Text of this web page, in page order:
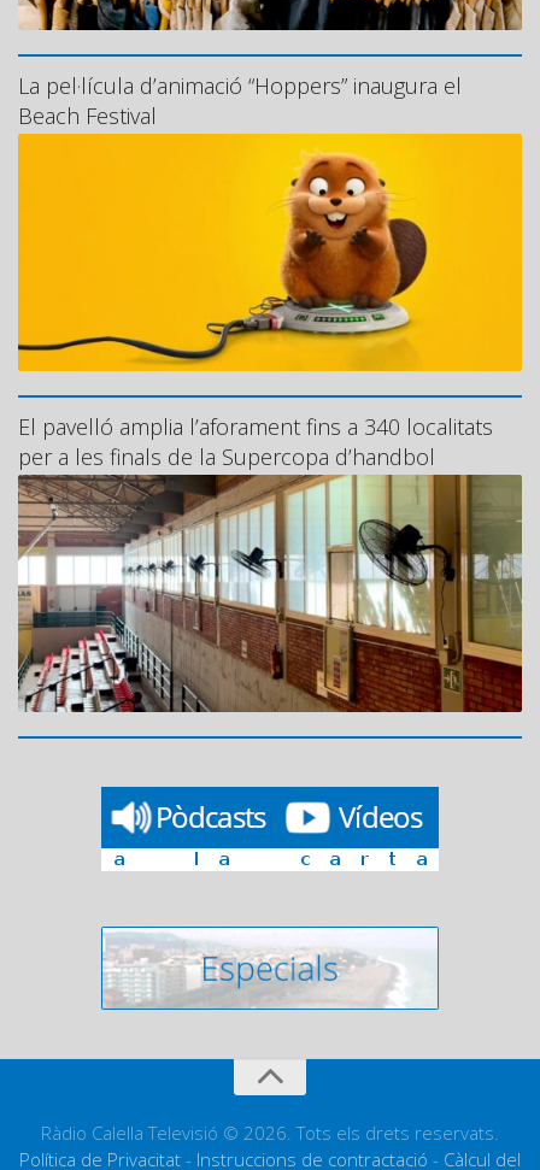
La pel·lícula d’animació “Hoppers” inaugura el
Beach Festival
El pavelló amplia l’aforament fins a 340 localitats
per a les finals de la Supercopa d’handbol
Ràdio Calella Televisió © 2026. Tots els drets reservats.
Política de Privacitat - Instruccions de contractació - Càlcul del